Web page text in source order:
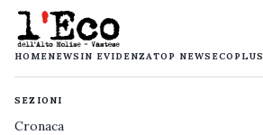
HOMENEWS IN EVIDENZATOP NEWS ECOPLUS
SEZIONI
Cronaca